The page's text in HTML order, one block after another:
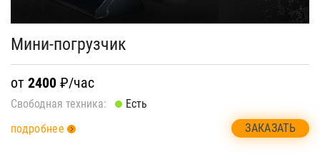
Мини-погрузчик
от 2400 ₽/час
Свободная техника:
Есть
подробнее
ЗАКАЗАТЬ